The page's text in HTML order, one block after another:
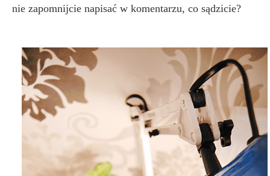
nie zapomnijcie napisać w komentarzu, co sądzicie?